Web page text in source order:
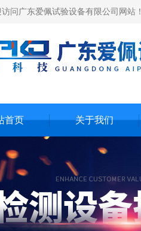
问广东爱佩试验设备有限公司网站！
首页 关于我们